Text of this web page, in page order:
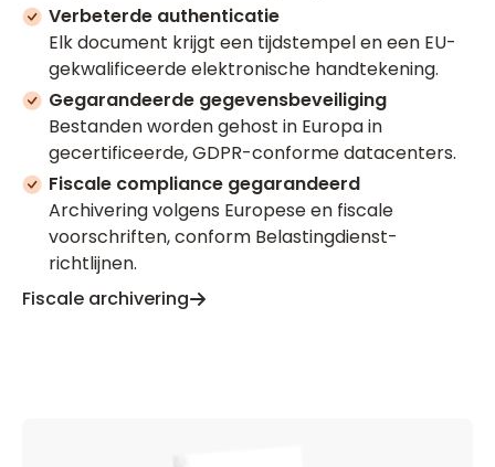
Verbeterde authenticatie
Elk document krijgt een tijdstempel en een EU-
gekwalificeerde elektronische handtekening.
Gegarandeerde gegevensbeveiliging
Bestanden worden gehost in Europa in
gecertificeerde, GDPR-conforme datacenters.
Fiscale compliance gegarandeerd
Archivering volgens Europese en fiscale
voorschriften, conform Belastingdienst-
richtlijnen.
Fiscale archivering